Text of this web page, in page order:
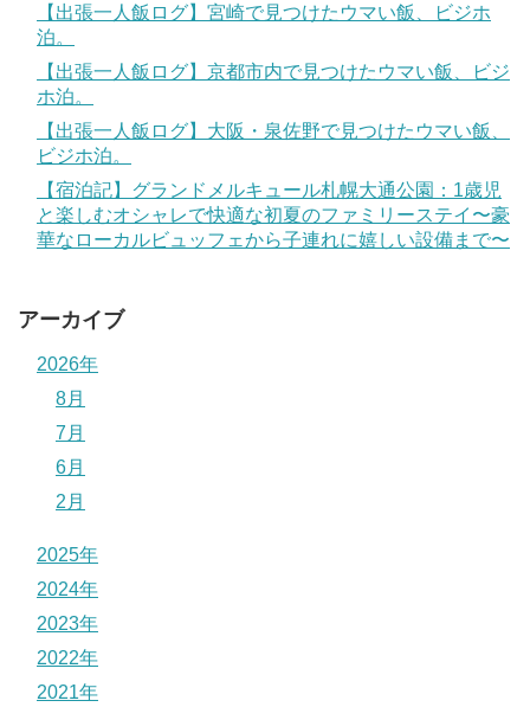
【出張一人飯ログ】宮崎で見つけたウマい飯、ビジホ
泊。
【出張一人飯ログ】京都市内で見つけたウマい飯、ビジ
ホ泊。
【出張一人飯ログ】大阪・泉佐野で見つけたウマい飯、
ビジホ泊。
【宿泊記】グランドメルキュール札幌大通公園：1歳児
と楽しむオシャレで快適な初夏のファミリーステイ〜豪
華なローカルビュッフェから子連れに嬉しい設備まで〜
アーカイブ
2026年
8月
7月
6月
2月
2025年
2024年
2023年
2022年
2021年